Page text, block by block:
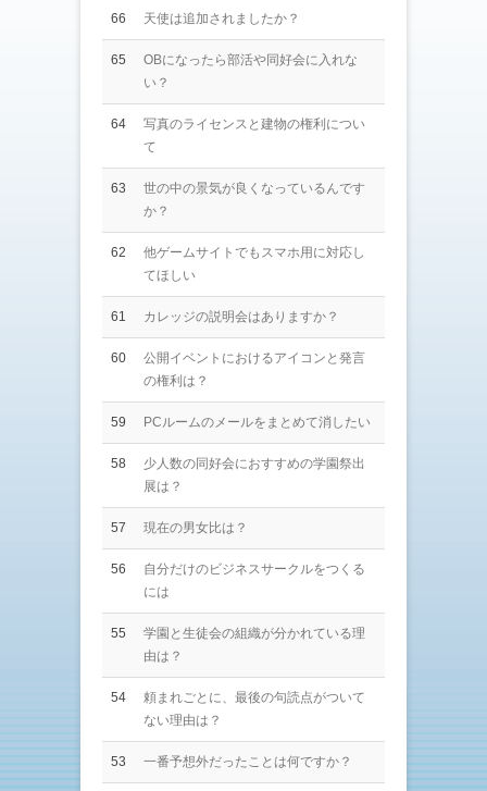
66 天使は追加されましたか？
65
OBになったら部活や同好会に入れな
い？
64
写真のライセンスと建物の権利につい
て
63
世の中の景気が良くなっているんです
か？
62
他ゲームサイトでもスマホ用に対応し
てほしい
61 カレッジの説明会はありますか？
60
公開イベントにおけるアイコンと発言
の権利は？
59 PCルームのメールをまとめて消したい
58
少人数の同好会におすすめの学園祭出
展は？
57 現在の男女比は？
56
自分だけのビジネスサークルをつくる
には
55
学園と生徒会の組織が分かれている理
由は？
54
頼まれごとに、最後の句読点がついて
ない理由は？
53 一番予想外だったことは何ですか？